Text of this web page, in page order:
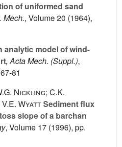
of uniformed sand
Mech., Volume 20 (1964),
analytic model of wind-
, Acta Mech. (Suppl.),
81
Nickling; C.K.
V.E. WyattSediment flux
slope of a barchan
, Volume 17 (1996), pp.